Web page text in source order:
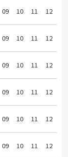
09 10 11 12
09 10 11 12
09 10 11 12
09 10 11 12
09 10 11 12
09 10 11 12